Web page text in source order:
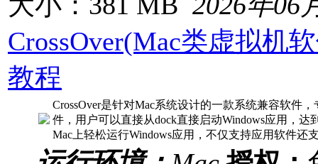
CrossOver(Mac类虚拟机
教程
CrossOver是针对Mac系统设计的一款系统兼容软件
件，用户可以直接从dock直接启动Windows应用，达
Mac上轻松运行Windows应用，不仅支持应用软件还